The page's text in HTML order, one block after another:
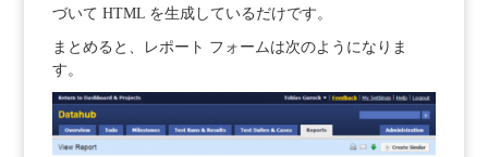
づいて HTML を生成しているだけです。
まとめると、レポート フォームは次のようになりま
す。